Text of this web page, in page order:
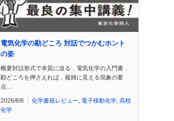
電気化学の勘どころ 対話でつかむホント
の姿
概要対話形式で本質に迫る，電気化学の入門書．
勘どころを押さえれば，複雑に見える現象の要
点…
2026/8/6 化学書籍レビュー 電子移動化学 高校
化学